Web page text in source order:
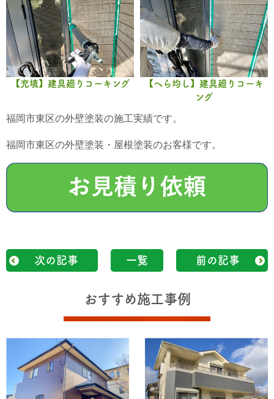
【充填】建具廻りコーキング
【へら均し】建具廻りコーキ
ング
福岡市東区の外壁塗装の施工実績です。
福岡市東区の外壁塗装・屋根塗装のお客様です。
次の記事 一覧 前の記事
おすすめ施工事例